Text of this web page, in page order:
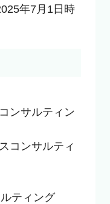
年7月1日時
ンサルティン
コンサルティ
ティング